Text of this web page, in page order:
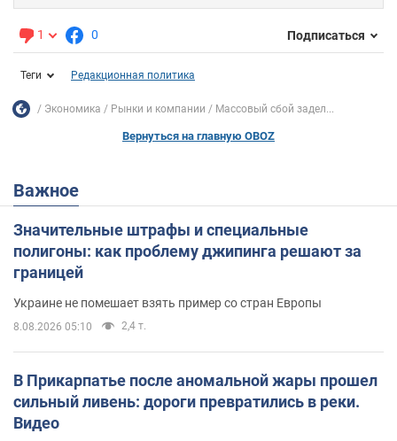
1 0 Подписаться
Теги Редакционная политика
Экономика Рынки и компании Массовый сбой задел...
Вернуться на главную OBOZ
Важное
Значительные штрафы и специальные
полигоны: как проблему джипинга решают за
границей
Украине не помешает взять пример со стран Европы
8.08.2026 05:10 2,4 т.
В Прикарпатье после аномальной жары прошел
сильный ливень: дороги превратились в реки.
Видео